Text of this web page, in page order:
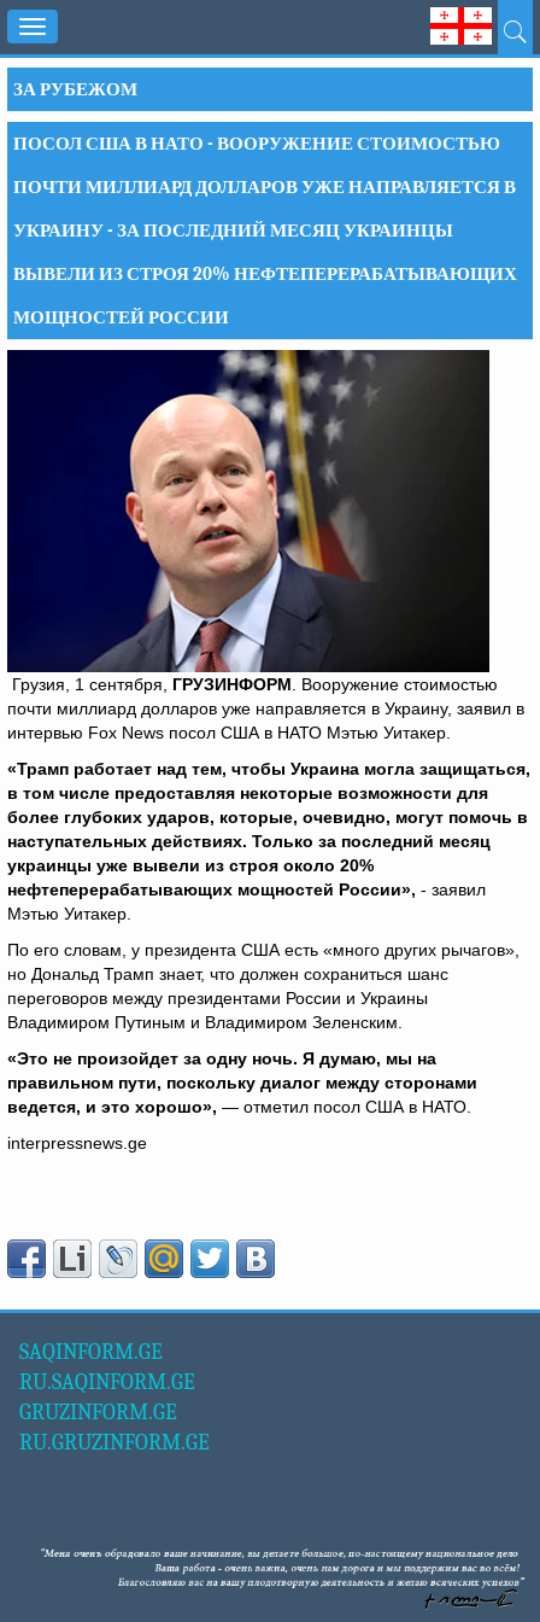
Toggle
navigation
ЗА РУБЕЖОМ
ПОСОЛ США В НАТО - ВООРУЖЕНИЕ СТОИМОСТЬЮ
ПОЧТИ МИЛЛИАРД ДОЛЛАРОВ УЖЕ НАПРАВЛЯЕТСЯ В
УКРАИНУ - ЗА ПОСЛЕДНИЙ МЕСЯЦ УКРАИНЦЫ
ВЫВЕЛИ ИЗ СТРОЯ 20% НЕФТЕПЕРЕРАБАТЫВАЮЩИХ
МОЩНОСТЕЙ РОССИИ
Грузия, 1 сентября, ГРУЗИНФОРМ . Вооружение стоимостью
почти миллиард долларов уже направляется в Украину, заявил в
интервью Fox News посол США в НАТО Мэтью Уитакер.
«Трамп работает над тем, чтобы Украина могла защищаться,
в том числе предоставляя некоторые возможности для
более глубоких ударов, которые, очевидно, могут помочь в
наступательных действиях. Только за последний месяц
украинцы уже вывели из строя около 20%
нефтеперерабатывающих мощностей России», - заявил
Мэтью Уитакер.
По его словам, у президента США есть «много других рычагов»,
но Дональд Трамп знает, что должен сохраниться шанс
переговоров между президентами России и Украины
Владимиром Путиным и Владимиром Зеленским.
«Это не произойдет за одну ночь. Я думаю, мы на
правильном пути, поскольку диалог между сторонами
ведется, и это хорошо», — отметил посол США в НАТО.
interpressnews.ge
SAQINFORM.GE
RU.SAQINFORM.GE
GRUZINFORM.GE
RU.GRUZINFORM.GE